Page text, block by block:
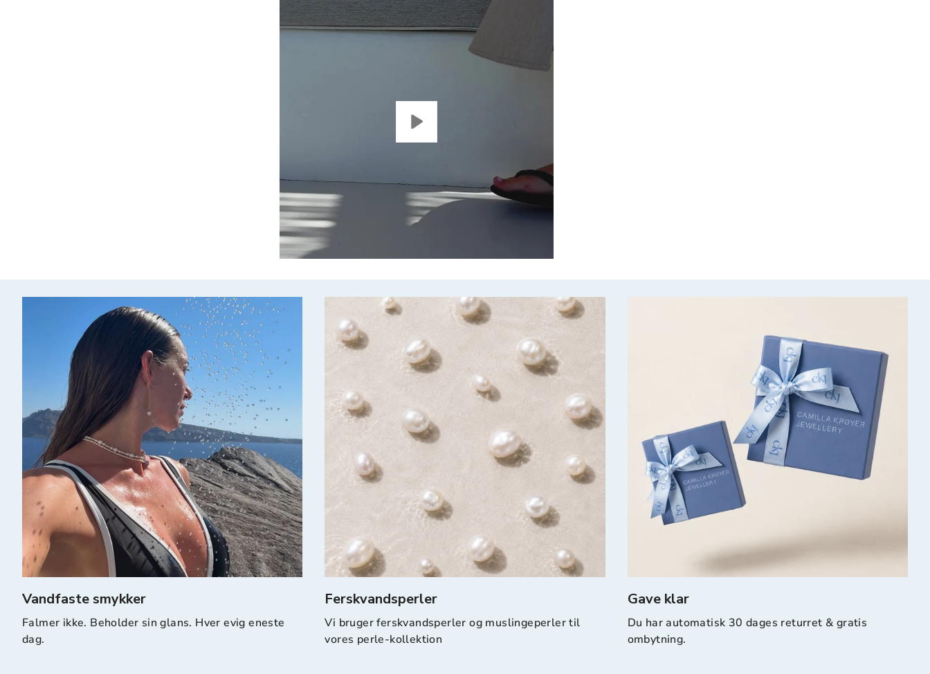
Vandfaste smykker
Falmer ikke. Beholder sin glans. Hver evig eneste
dag.
Ferskvandsperler
Vi bruger ferskvandsperler og muslingeperler til
vores perle-kollektion
Gave klar
Du har automatisk 30 dages returret & gratis
ombytning.